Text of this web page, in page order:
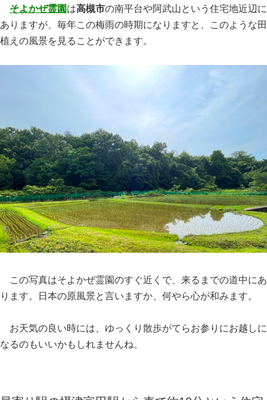
そよかぜ霊園は高槻市の南平台や阿武山という住宅地近辺に
ありますが、毎年この梅雨の時期になりますと、このような田
植えの風景を見ることができます。
この写真はそよかぜ霊園のすぐ近くで、来るまでの道中にあ
ります。日本の原風景と言いますか、何やら心が和みます。
お天気の良い時には、ゆっくり散歩がてらお参りにお越しに
なるのもいいかもしれませんね。